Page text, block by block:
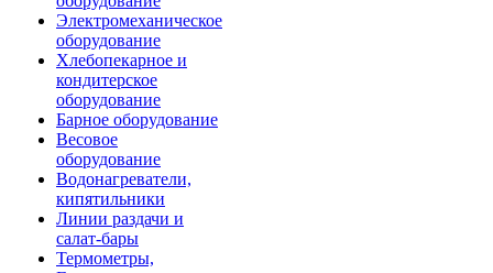
Электромеханическое
оборудование
Хлебопекарное и
кондитерское
оборудование
Барное оборудование
Весовое
оборудование
Водонагреватели,
кипятильники
Линии раздачи и
салат-бары
Термометры,